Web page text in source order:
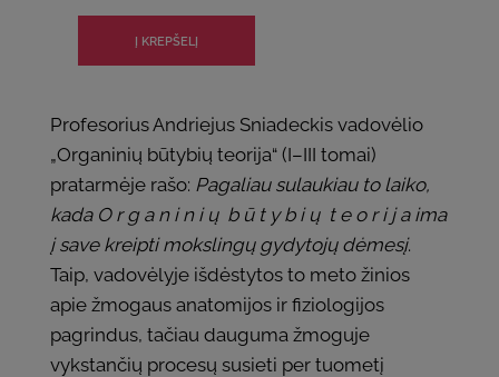
Profesorius Andriejus Sniadeckis vadovėlio
„Organinių būtybių teorija“ (I–III tomai)
pratarmėje rašo: Pagaliau sulaukiau to laiko,
kada O r g a n i n i ų b ū t y b i ų t e o r i j a ima
į save kreipti mokslingų gydytojų dėmesį.
Taip, vadovėlyje išdėstytos to meto žinios
apie žmogaus anatomijos ir fiziologijos
pagrindus, tačiau dauguma žmoguje
vykstančių procesų susieti per tuometį